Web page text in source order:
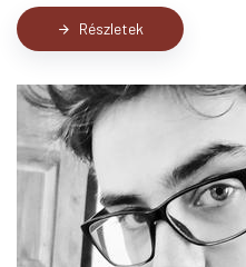
arrow_forward Részletek